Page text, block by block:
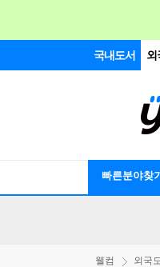
국내도서 외
빠른분야찾기
웰컴 외국